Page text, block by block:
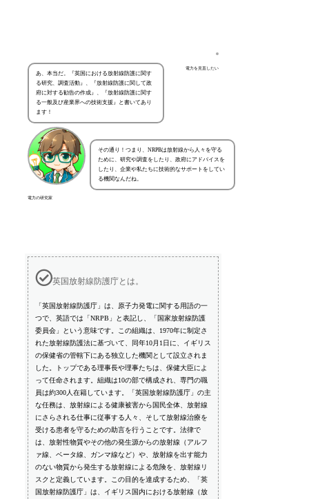
電力を見直したい
あ、本当だ。『英国における放射線防護に関す
る研究、調査活動』、『放射線防護に関して政
府に対する勧告の作成』、『放射線防護に関す
る一般及び産業界への技術支援』と書いてあり
ます！
電力の研究家
その通り！つまり、NRPBは放射線から人々を守る
ために、研究や調査をしたり、政府にアドバイスを
したり、企業や私たちに技術的なサポートをしてい
る機関なんだね。
英国放射線防護庁とは。
「英国放射線防護庁」は、原子力発電に関する用語の一
つで、英語では「NRPB」と表記し、「国家放射線防護
委員会」という意味です。この組織は、1970年に制定さ
れた放射線防護法に基づいて、同年10月1日に、イギリス
の保健省の管轄下にある独立した機関として設立されま
した。トップである理事長や理事たちは、保健大臣によ
って任命されます。組織は10の部で構成され、専門の職
員は約300人在籍しています。「英国放射線防護庁」の主
な任務は、放射線による健康被害から国民全体、放射線
にさらされる仕事に従事する人々、そして放射線治療を
受ける患者を守るための助言を行うことです。法律で
は、放射性物質やその他の発生源からの放射線（アルフ
ァ線、ベータ線、ガンマ線など）や、放射線を出す能力
のない物質から発生する放射線による危険を、放射線リ
スクと定義しています。この目的を達成するため、「英
国放射線防護庁」は、イギリス国内における放射線（放